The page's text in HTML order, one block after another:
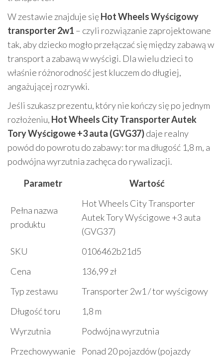
W zestawie znajduje sięHot Wheels Wyścigowy
transporter 2w1 – czyli rozwiązanie zaprojektowane
tak, aby dziecko mogło przełączać się między zabawą w
transport a zabawą w wyścigi. Dla wielu dzieci to
właśnie różnorodność jest kluczem do długiej,
angażującej rozrywki.
Jeśli szukasz prezentu, który nie kończy się po jednym
rozłożeniu, Hot Wheels City Transporter Autek
Tory Wyścigowe +3 auta (GVG37)daje realny
powód do powrotu do zabawy: tor ma długość 1,8 m, a
podwójna wyrzutnia zachęca do rywalizacji.
Parametr
Wartość
Pełna nazwa
produktu
Hot Wheels City Transporter
Autek Tory Wyścigowe +3 auta
(GVG37)
SKU
0106462b21d5
Cena
136,99 zł
Typ zestawu
Transporter 2w1 / tor wyścigowy
Długość toru
1,8 m
Wyrzutnia
Podwójna wyrzutnia
Przechowywanie
Ponad 20 pojazdów (pojazdy